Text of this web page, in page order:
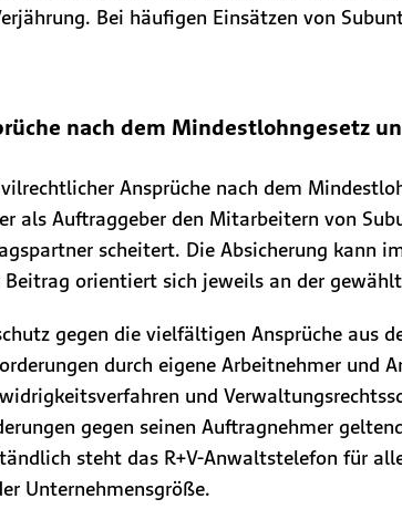
Bei häufigen Einsätzen von
nach dem Mindestlohngesetz
Ansprüche nach dem
als Auftraggeber den Mitarbeitern von
scheitert. Die Absicherung kann
orientiert sich jeweils an der
gegen die vielfältigen Ansprüche aus
durch eigene Arbeitnehmer und
und
gegen seinen Auftragnehmer
steht das R+V-Anwaltstelefon für
Unternehmensgröße.